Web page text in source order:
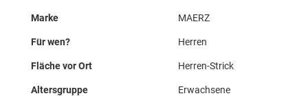
Marke MAERZ
Für wen? Herren
Fläche vor Ort Herren-Strick
Altersgruppe Erwachsene